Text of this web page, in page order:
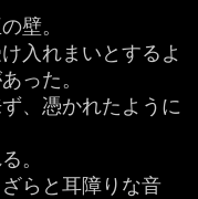
壁。
入れまいとするよ
った。
、憑かれたように
。
らと耳障りな音